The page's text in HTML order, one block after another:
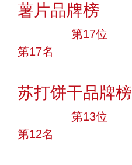
薯片品牌榜
第17位
第17名
苏打饼干品牌榜
第13位
第12名